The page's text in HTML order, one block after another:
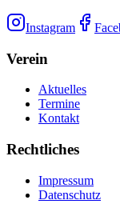
Instagram
Verein
Aktuelles
Termine
Kontakt
Rechtliches
Impressum
Datenschutz